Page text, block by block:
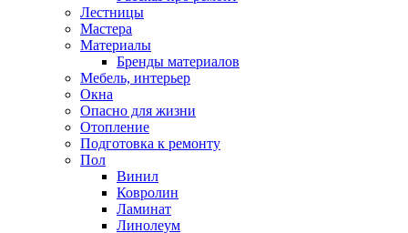
Лестницы
Мастера
Материалы
Бренды материалов
Мебель, интерьер
Окна
Опасно для жизни
Отопление
Подготовка к ремонту
Пол
Винил
Ковролин
Ламинат
Линолеум